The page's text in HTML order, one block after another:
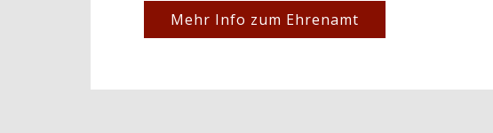
Mehr Info zum Ehrenamt